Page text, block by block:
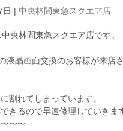
中央林間東急スクエア店
央林間東急スクエア店です。
液晶画面交換のお客様が来店さ
割れてしまっています。
きるので早速修理していきま
〜〜